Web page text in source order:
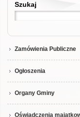
Szukaj
Szukaj
Zamówienia Publiczne
Ogłoszenia
Organy Gminy
Oświadczenia